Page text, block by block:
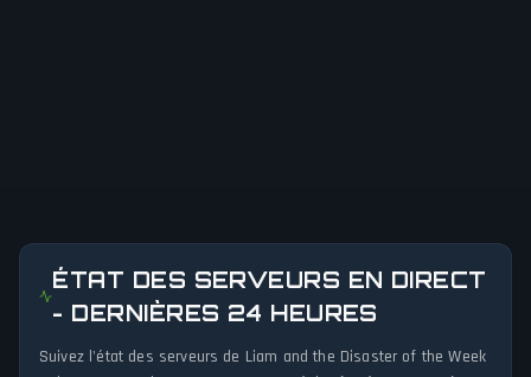
ÉTAT DES SERVEURS EN DIRECT
- DERNIÈRES 24 HEURES
Suivez l'état des serveurs de Liam and the Disaster of the Week